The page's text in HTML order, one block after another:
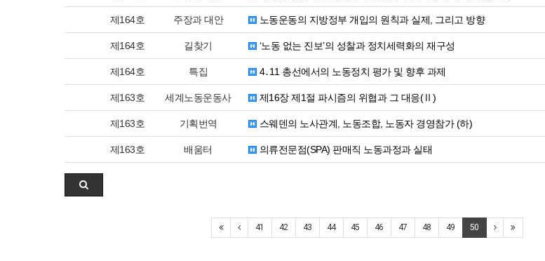
제164호 주장과 대안 노동운동의 지방정부 개입의 원칙과 실제, 그리고 방향
제164호 길찾기 ‘노동 없는 진보’의 성찰과 정치세력화의 재구성
제164호 특집 4․11 총선에서의 노동정치 평가 및 향후 과제
제163호 세계노동운동사 제16장 제1절 파시즘의 위협과 그 대응(Ⅱ)
제163호 기획번역 스웨덴의 노사관계, 노동조합, 노동자 경영참가 (하)
제163호 배움터 의류전문점(SPA) 판매직 노동과정과 실태
41 42 43 44 45 46 47 48 49 50